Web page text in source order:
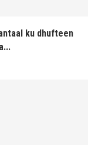
ku dhufteen